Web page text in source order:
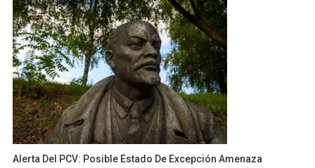
Alerta Del PCV: Posible Estado De Excepción Amenaza